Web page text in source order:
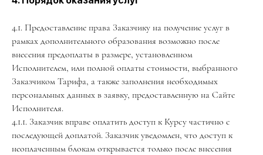
4.1. Предоставление права Заказчику на получение услуг в
рамках дополнительного образования возможно после
внесения предоплаты в размере, установленном
Исполнителем, или полной оплаты стоимости, выбранного
Заказчиком Тарифа, а также заполнения необходимых
персональных данных в заявку, предоставленную на Сайте
Исполнителя.
4.1.1. Заказчик вправе оплатить доступ к Курсу частично с
последующей доплатой. Заказчик уведомлен, что доступ к
неоплаченным блокам открывается только после внесения